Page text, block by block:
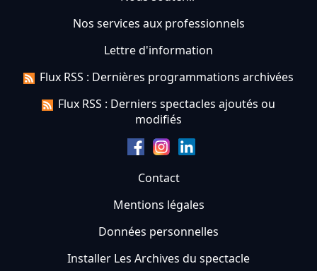
Nos services aux professionnels
Lettre d'information
Flux RSS : Dernières programmations archivées
Flux RSS : Derniers spectacles ajoutés ou
modifiés
Contact
Mentions légales
Données personnelles
Installer Les Archives du spectacle